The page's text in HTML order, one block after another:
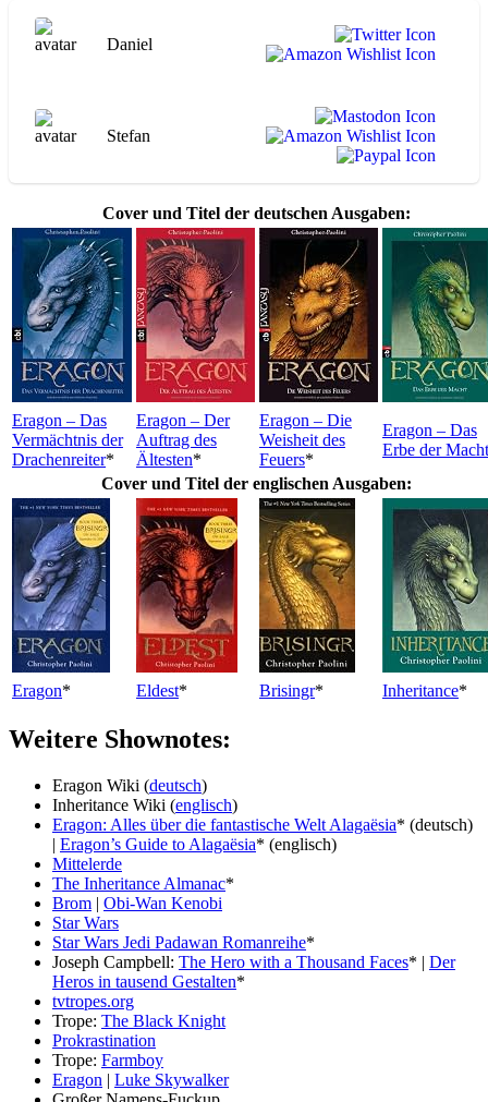
Daniel
Stefan
Cover und Titel der deutschen Ausgaben:
Eragon – Das
Vermächtnis der
Drachenreiter*
Eragon – Der
Auftrag des
Ältesten*
Eragon – Die
Weisheit des
Feuers*
Eragon – Das
Erbe der Macht
Cover und Titel der englischen Ausgaben:
Eragon* Eldest* Brisingr* Inheritance*
Weitere Shownotes:
Eragon Wiki (deutsch)
Inheritance Wiki (englisch)
Eragon: Alles über die fantastische Welt Alagaësia* (deutsch)
| Eragon’s Guide to Alagaësia* (englisch)
Mittelerde
The Inheritance Almanac*
Brom | Obi-Wan Kenobi
Star Wars
Star Wars Jedi Padawan Romanreihe*
Joseph Campbell: The Hero with a Thousand Faces* | Der
Heros in tausend Gestalten*
tvtropes.org
Trope: The Black Knight
Prokrastination
Trope: Farmboy
Eragon | Luke Skywalker